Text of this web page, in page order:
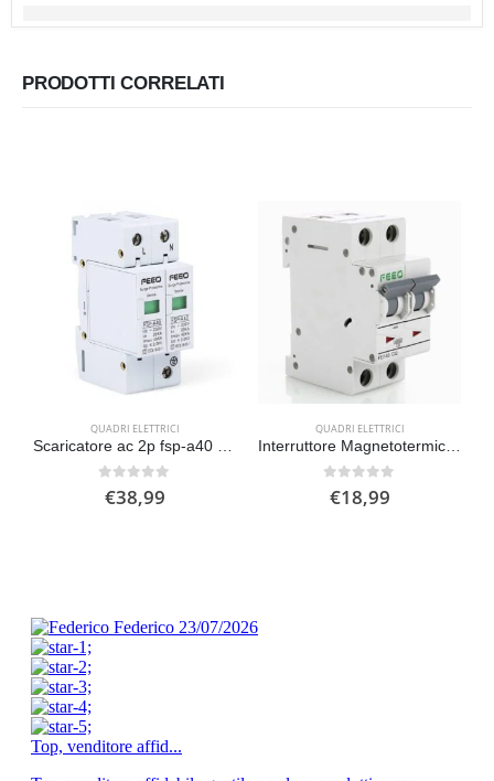
PRODOTTI CORRELATI
QUADRI ELETTRICI
Su 5
€38,99
QUADRI ELETTRICI
Su 5
€18,99